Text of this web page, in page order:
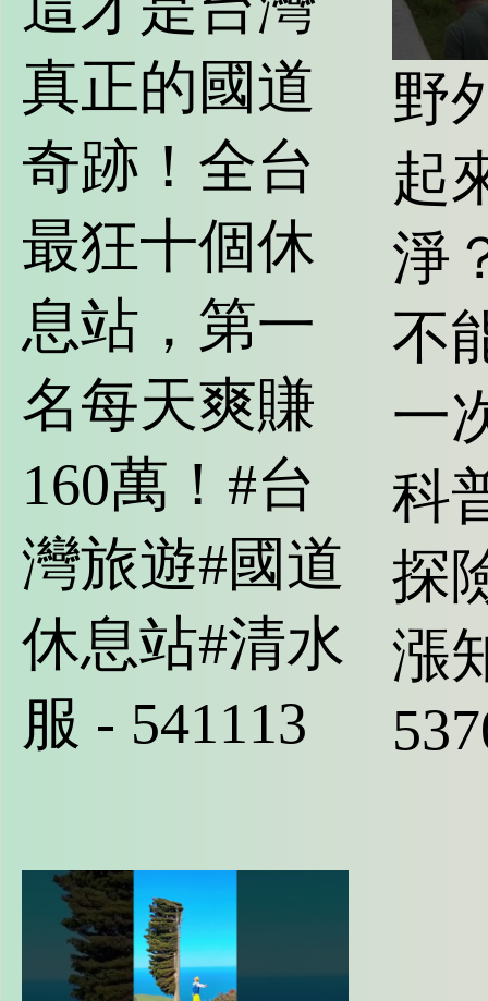
真正的國道
奇跡！全台
最狂十個休
息站，第一
名每天爽賺
160萬！#台
灣旅遊#國道
休息站#清水
服 - 541113
野
起
淨
不
一
科
探
漲